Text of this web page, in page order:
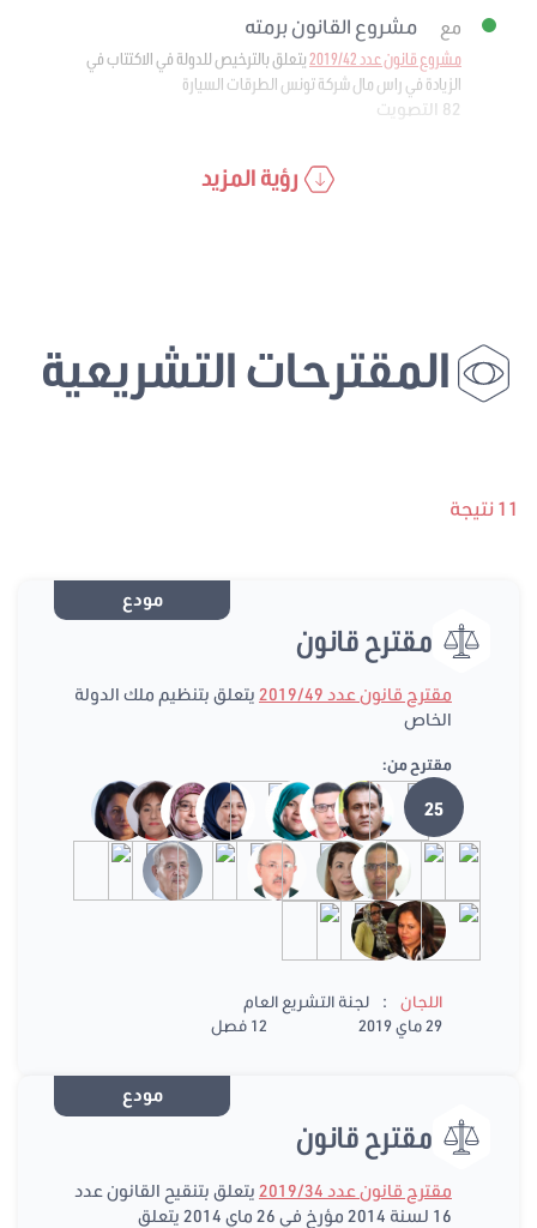
مع مشروع القانون برمته
مشروع قانون عدد 2019/42
يتعلق بالترخيص للدولة في الاكتتاب في
الزيادة في راس مال شركة تونس الطرقات السيارة
82 التصويت
رؤية المزيد
المقترحات التشريعية
11 نتيجة
مودع
مقترح قانون
مقترح قانون عدد 2019/49
يتعلق بتنظيم ملك الدولة
الخاص
مقترح من:
25
اللجان :
لجنة التشريع العام
29 ماي 2019
12 فصل
مودع
مقترح قانون
مقترح قانون عدد 2019/34
يتعلق بتنقيح القانون عدد
16 لسنة 2014 مؤرخ في 26 ماي 2014 يتعلق